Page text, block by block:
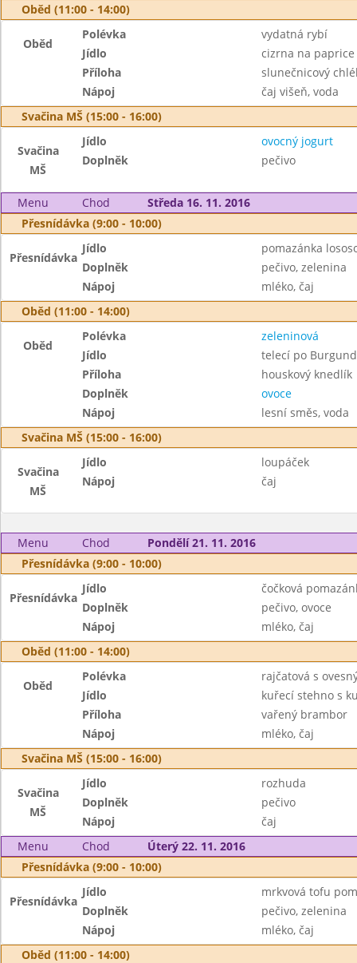
Oběd (11:00 - 14:00)
Oběd
Polévka
vydatná rybí
Jídlo
cizrna na
Příloha
slunečnicový
Nápoj
čaj višeň, voda
Svačina MŠ (15:00 - 16:00)
Svačina
MŠ
Jídlo
ovocný jogurt
Doplněk
pečivo
Menu Chod
Středa 16. 11. 2016
Přesnídávka (9:00 - 10:00)
Přesnídávka
Jídlo
pomazánka
Doplněk
pečivo, zelenina
Nápoj
mléko, čaj
Oběd (11:00 - 14:00)
Oběd
Polévka
zeleninová
Jídlo
telecí po
Příloha
houskový knedlík
Doplněk
ovoce
Nápoj
lesní směs, voda
Svačina MŠ (15:00 - 16:00)
Svačina
MŠ
Jídlo
loupáček
Nápoj
čaj
Menu Chod
Pondělí 21. 11. 2016
Přesnídávka (9:00 - 10:00)
Přesnídávka
Jídlo
čočková
Doplněk
pečivo, ovoce
Nápoj
mléko, čaj
Oběd (11:00 - 14:00)
Oběd
Polévka
rajčatová s
Jídlo
kuřecí stehno s
Příloha
vařený brambor
Nápoj
mléko, čaj
Svačina MŠ (15:00 - 16:00)
Svačina
MŠ
Jídlo
rozhuda
Doplněk
pečivo
Nápoj
čaj
Menu
Chod
Úterý 22. 11. 2016
Přesnídávka (9:00 - 10:00)
Přesnídávka
Jídlo
mrkvová tofu
Doplněk
pečivo, zelenina
Nápoj
mléko, čaj
Oběd (11:00 - 14:00)